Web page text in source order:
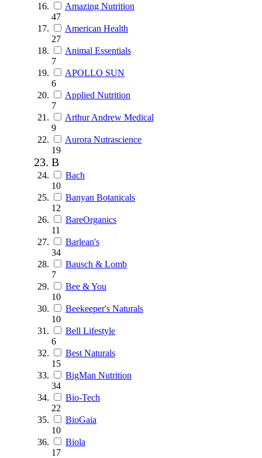
Amazing Nutrition
47
American Health
27
Animal Essentials
7
APOLLO SUN
6
Applied Nutrition
7
Arthur Andrew Medical
9
Aurora Nutrascience
19
B
Bach
10
Banyan Botanicals
12
BareOrganics
11
Barlean's
34
Bausch & Lomb
7
Bee & You
10
Beekeeper's Naturals
10
Bell Lifestyle
6
Best Naturals
15
BigMan Nutrition
34
Bio-Tech
22
BioGaia
10
Biola
17